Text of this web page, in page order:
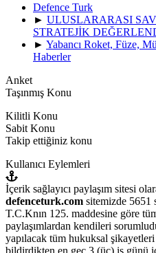
Defence Turk
► ULUSLARARASI
STRATEJİK
► Yabancı Roket, Füze,
Haberler
Anket
Taşınmış Konu
Kilitli Konu
Sabit Konu
Takip ettiğiniz konu
Kullanıcı Eylemleri
İçerik sağlayıcı paylaşım sitesi
defenceturk.com sitemizde 5651
T.C.Knın 125. maddesine göre
paylaşımlardan kendileri
yapılacak tüm hukuksal şikayetleri
bildirdikten en geç 3 (üç) iş günü